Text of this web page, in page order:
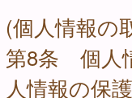
(個人情報の
第8条 個人
人情報の保